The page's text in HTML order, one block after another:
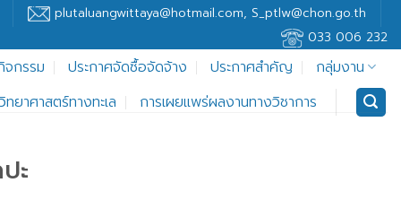
plutaluangwittaya@hotmail.com, S_ptlw@chon.go.th
033 006 232
จกรรม ประกาศจัดซื้อจัดจ้าง ประกาศสำคัญ
กลุ่มงาน
ยาศาสตร์ทางทะเล
การเผยแพร่ผลงานทางวิชาการ
ะ